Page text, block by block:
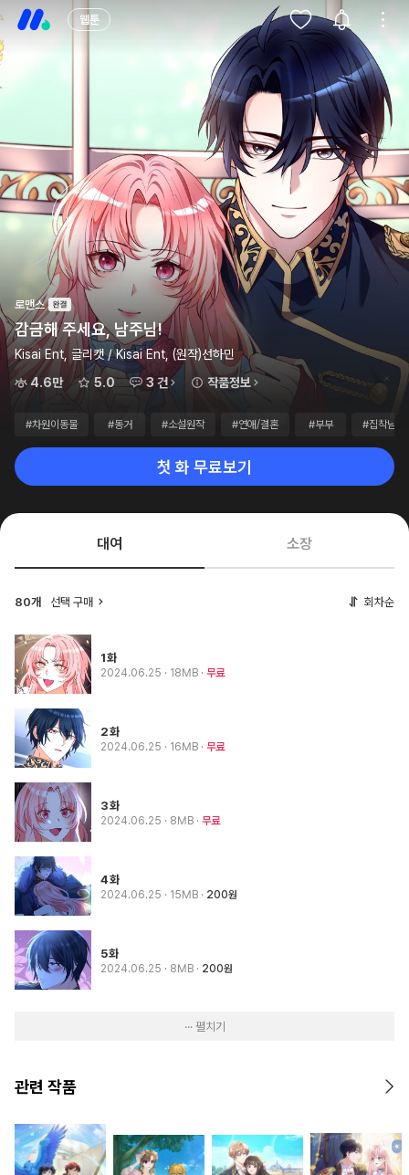
웹툰
로맨스
감금해 주세요, 남주님!
Kisai Ent, 글리캣 / Kisai Ent, (원작)선하민
4.6만
5.0 3 건 작품정보
#차원이동물 #동거 #소설원작 #연애/결혼 #부부 #집착남
첫 화 무료보기
대여 소장
80개 선택 구매 회차순
1화
2024.06.25 · 18MB 무료
2화
2024.06.25 · 16MB 무료
3화
2024.06.25 · 8MB 무료
4화
2024.06.25 · 15MB 200원
5화
2024.06.25 · 8MB 200원
··· 펼치기
관련 작품